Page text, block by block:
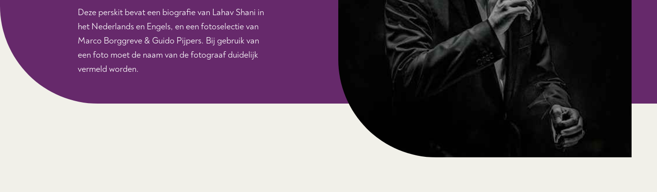
Deze perskit bevat een biografie van Lahav Shani in
het Nederlands en Engels, en een fotoselectie van
Marco Borggreve & Guido Pijpers. Bij gebruik van
een foto moet de naam van de fotograaf duidelijk
vermeld worden.